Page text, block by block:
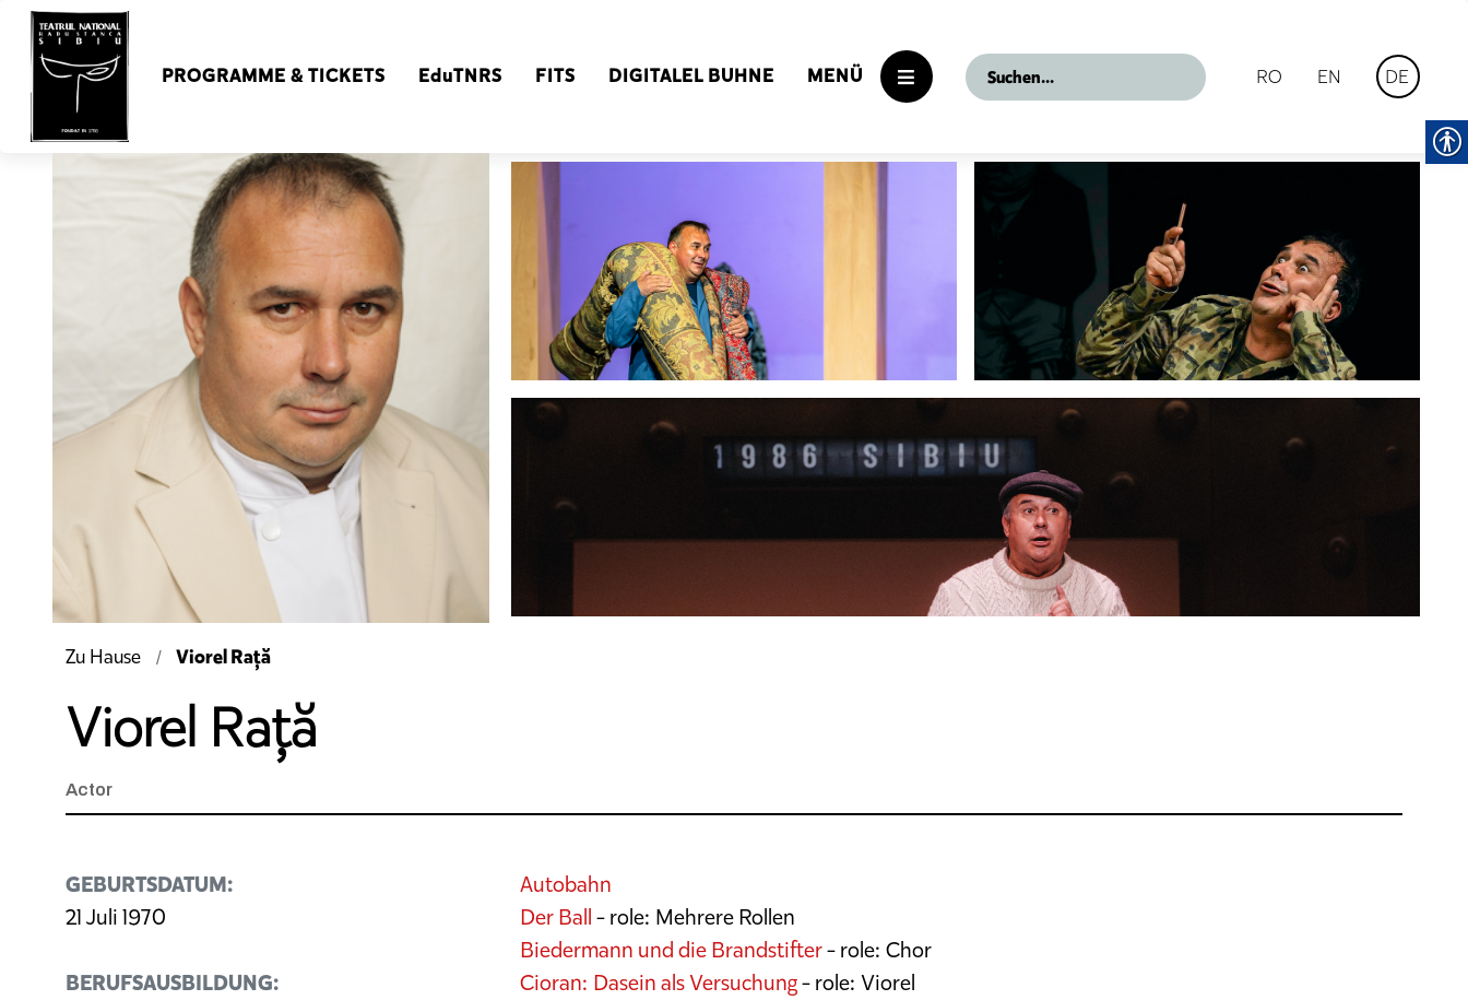
PROGRAMME & TICKETS EduTNRS FITS DIGITALEL BUHNE MENÜ RO EN DE
Zu Hause Viorel Rață
Viorel Rață
Actor
GEBURTSDATUM:
21 Juli 1970
BERUFSAUSBILDUNG:
Autobahn
Der Ball- role: Mehrere Rollen
Biedermann und die Brandstifter- role: Chor
Cioran: Dasein als Versuchung- role: Viorel